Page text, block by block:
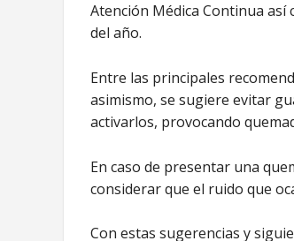
Atención Médica Continua así
del año.
Entre las principales
asimismo, se sugiere evitar
activarlos, provocando
En caso de presentar una
considerar que el ruido que
Con estas sugerencias y